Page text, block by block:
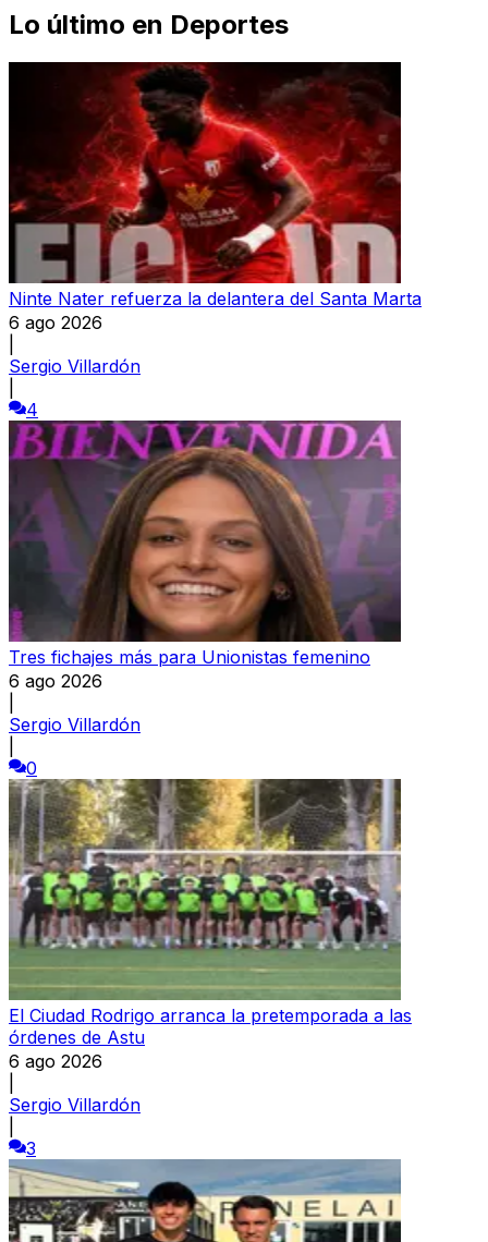
Lo último en Deportes
Ninte Nater refuerza la delantera del Santa Marta
6 ago 2026
Sergio Villardón
4
Tres fichajes más para Unionistas femenino
6 ago 2026
Sergio Villardón
0
El Ciudad Rodrigo arranca la pretemporada a las
órdenes de Astu
6 ago 2026
Sergio Villardón
3